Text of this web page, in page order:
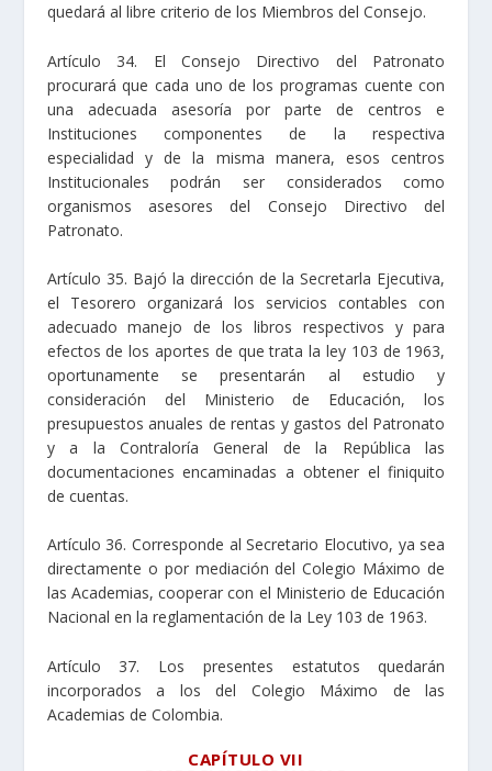
quedará al libre criterio de los Miembros del Consejo.
Artículo 34. El Consejo Directivo del Patronato
procurará que cada uno de los programas cuente con
una adecuada asesoría por parte de centros e
Instituciones componentes de la respectiva
especialidad y de la misma manera, esos centros
Institucionales podrán ser considerados como
organismos asesores del Consejo Directivo del
Patronato.
Artículo 35. Bajó la dirección de la Secretarla Ejecutiva,
el Tesorero organizará los servicios contables con
adecuado manejo de los libros respectivos y para
efectos de los aportes de que trata la ley 103 de 1963,
oportunamente se presentarán al estudio y
consideración del Ministerio de Educación, los
presupuestos anuales de rentas y gastos del Patronato
y a la Contraloría General de la República las
documentaciones encaminadas a obtener el finiquito
de cuentas.
Artículo 36. Corresponde al Secretario Elocutivo, ya sea
directamente o por mediación del Colegio Máximo de
las Academias, cooperar con el Ministerio de Educación
Nacional en la reglamentación de la Ley 103 de 1963.
Artículo 37. Los presentes estatutos quedarán
incorporados a los del Colegio Máximo de las
Academias de Colombia.
CAPÍTULO VII